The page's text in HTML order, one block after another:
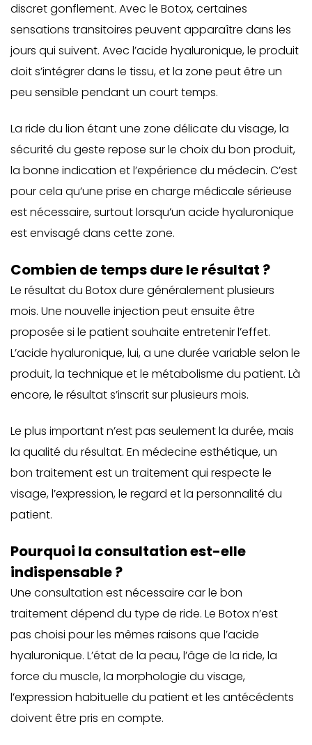
discret gonflement. Avec le Botox, certaines
sensations transitoires peuvent apparaître dans les
jours qui suivent. Avec l’acide hyaluronique, le produit
doit s’intégrer dans le tissu, et la zone peut être un
peu sensible pendant un court temps.
La ride du lion étant une zone délicate du visage, la
sécurité du geste repose sur le choix du bon produit,
la bonne indication et l’expérience du médecin. C’est
pour cela qu’une prise en charge médicale sérieuse
est nécessaire, surtout lorsqu’un acide hyaluronique
est envisagé dans cette zone.
Combien de temps dure le résultat ?
Le résultat du Botox dure généralement plusieurs
mois. Une nouvelle injection peut ensuite être
proposée si le patient souhaite entretenir l’effet.
L’acide hyaluronique, lui, a une durée variable selon le
produit, la technique et le métabolisme du patient. Là
encore, le résultat s’inscrit sur plusieurs mois.
Le plus important n’est pas seulement la durée, mais
la qualité du résultat. En médecine esthétique, un
bon traitement est un traitement qui respecte le
visage, l’expression, le regard et la personnalité du
patient.
Pourquoi la consultation est-elle
indispensable ?
Une consultation est nécessaire car le bon
traitement dépend du type de ride. Le Botox n’est
pas choisi pour les mêmes raisons que l’acide
hyaluronique. L’état de la peau, l’âge de la ride, la
force du muscle, la morphologie du visage,
l’expression habituelle du patient et les antécédents
doivent être pris en compte.